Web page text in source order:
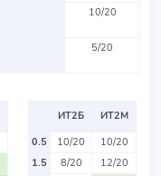
10/20
5/20
ИТ2Б
ИТ2М
0.5
10/20
10/20
1.5
8/20
12/20